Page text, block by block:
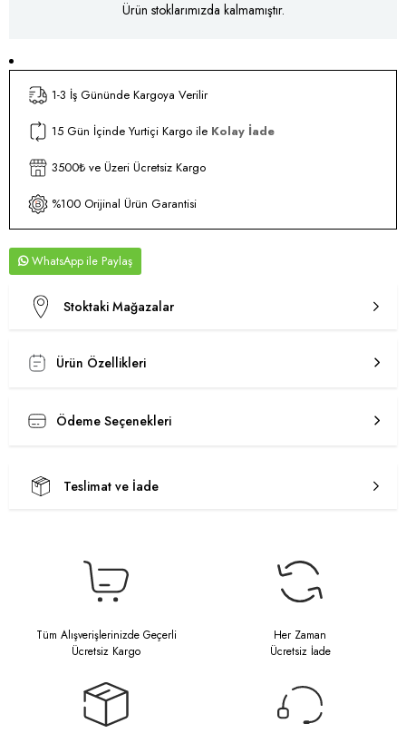
Ürün stoklarımızda kalmamıştır.
1-3 İş Gününde Kargoya Verilir
15 Gün İçinde Yurtiçi Kargo ile Kolay İade
3500₺ ve Üzeri Ücretsiz Kargo
%100 Orijinal Ürün Garantisi
WhatsApp
Stoktaki Mağazalar
Ürün Özellikleri
Ödeme Seçenekleri
Teslimat ve İade
Tüm Alışverişlerinizde Geçerli
Ücretsiz Kargo
Her Zaman
Ücretsiz İade